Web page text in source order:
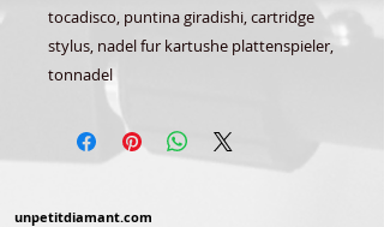
tocadisco, puntina giradishi, cartridge
stylus, nadel fur kartushe plattenspieler,
tonnadel
unpetitdiamant.com